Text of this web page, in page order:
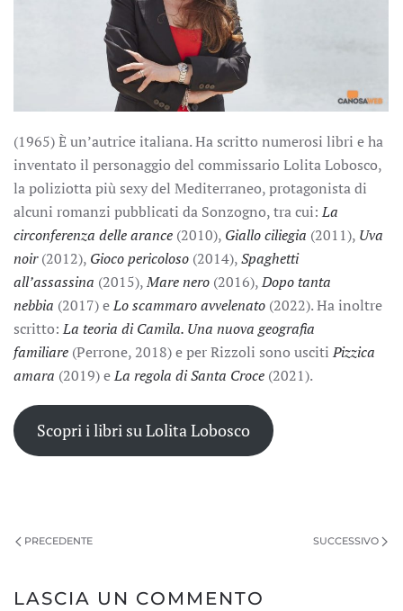
(1965) È un’autrice italiana. Ha scritto numerosi libri e ha
inventato il personaggio del commissario Lolita Lobosco,
la poliziotta più sexy del Mediterraneo, protagonista di
alcuni romanzi pubblicati da Sonzogno, tra cui:La
circonferenza delle arance (2010), Giallo ciliegia (2011), Uva
noir(2012), Gioco pericoloso (2014),Spaghetti
all’assassina (2015),Mare nero (2016),Dopo tanta
nebbia (2017) eLo scammaro avvelenato (2022). Ha inoltre
scritto:La teoria di Camila. Una nuova geografia
familiare (Perrone, 2018) e per Rizzoli sono usciti Pizzica
amara (2019) eLa regola di Santa Croce (2021).
Scopri i libri su Lolita Lobosco
PRECEDENTE SUCCESSIVO
LASCIA UN COMMENTO